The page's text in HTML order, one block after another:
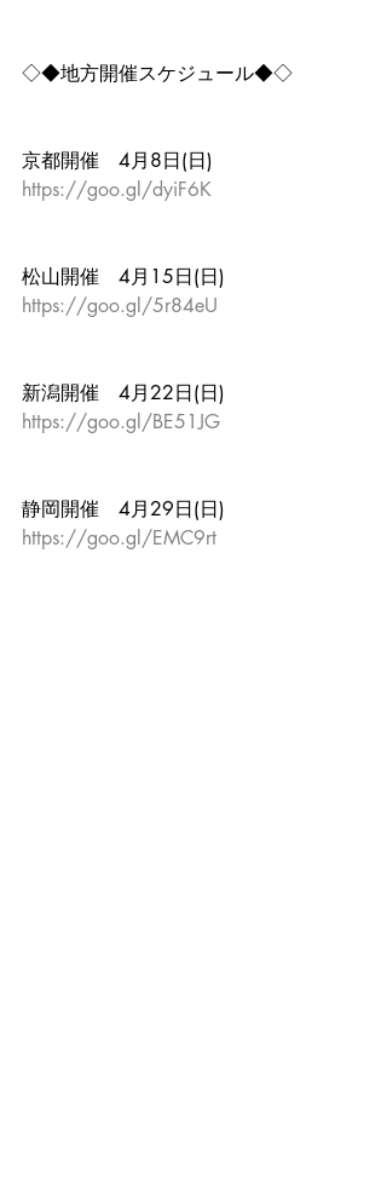
◇◆地方開催スケジュール◆◇
京都開催　4月8日(日)
https://goo.gl/dyiF6K
松山開催　4月15日(日)
https://goo.gl/5r84eU
新潟開催　4月22日(日)
https://goo.gl/BE51JG
静岡開催　4月29日(日)
https://goo.gl/EMC9rt